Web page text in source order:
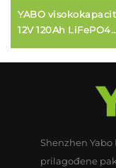
YABO
12V 120Ah LiFePO4
ciklusom litij-
kampere, solarne
brodove i
Shenzhen Yabo
prilagođene